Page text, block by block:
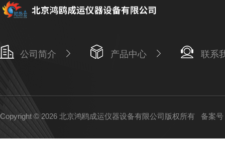
公司简介 产品中心 联系
Copyright © 2026 北京鸿鸥成运仪器设备有限公司版权所有 备案号